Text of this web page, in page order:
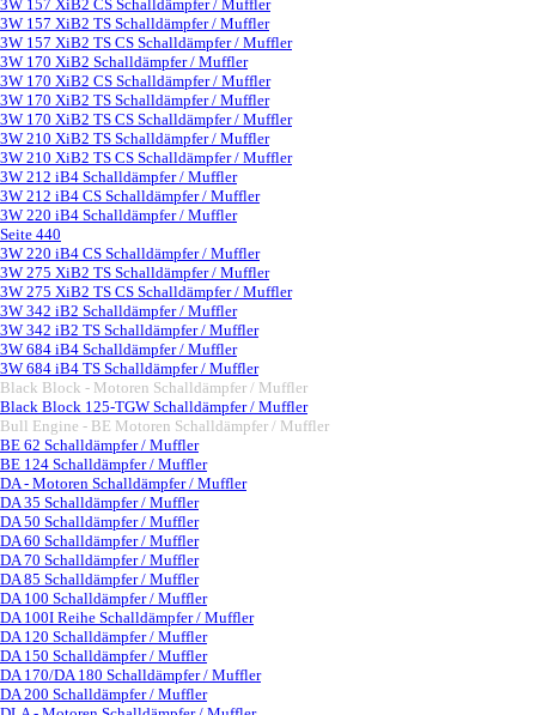
3W 157 XiB2 CS Schalldämpfer / Muffler
3W 157 XiB2 TS Schalldämpfer / Muffler
3W 157 XiB2 TS CS Schalldämpfer / Muffler
3W 170 XiB2 Schalldämpfer / Muffler
3W 170 XiB2 CS Schalldämpfer / Muffler
3W 170 XiB2 TS Schalldämpfer / Muffler
3W 170 XiB2 TS CS Schalldämpfer / Muffler
3W 210 XiB2 TS Schalldämpfer / Muffler
3W 210 XiB2 TS CS Schalldämpfer / Muffler
3W 212 iB4 Schalldämpfer / Muffler
3W 212 iB4 CS Schalldämpfer / Muffler
3W 220 iB4 Schalldämpfer / Muffler
Seite 440
3W 220 iB4 CS Schalldämpfer / Muffler
3W 275 XiB2 TS Schalldämpfer / Muffler
3W 275 XiB2 TS CS Schalldämpfer / Muffler
3W 342 iB2 Schalldämpfer / Muffler
3W 342 iB2 TS Schalldämpfer / Muffler
3W 684 iB4 Schalldämpfer / Muffler
3W 684 iB4 TS Schalldämpfer / Muffler
Black Block - Motoren Schalldämpfer / Muffler
Black Block 125-TGW Schalldämpfer / Muffler
Bull Engine - BE Motoren Schalldämpfer / Muffler
BE 62 Schalldämpfer / Muffler
BE 124 Schalldämpfer / Muffler
DA - Motoren Schalldämpfer / Muffler▼
DA 35 Schalldämpfer / Muffler
DA 50 Schalldämpfer / Muffler
DA 60 Schalldämpfer / Muffler
DA 70 Schalldämpfer / Muffler
DA 85 Schalldämpfer / Muffler
DA 100 Schalldämpfer / Muffler
DA 100I Reihe Schalldämpfer / Muffler
DA 120 Schalldämpfer / Muffler
DA 150 Schalldämpfer / Muffler
DA 170/DA 180 Schalldämpfer / Muffler
DA 200 Schalldämpfer / Muffler